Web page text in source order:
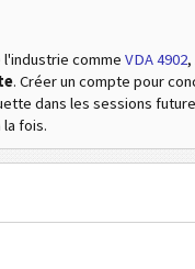
l'industrie comme VDA 4902,
. Créer un compte pour
dans les sessions
fois.